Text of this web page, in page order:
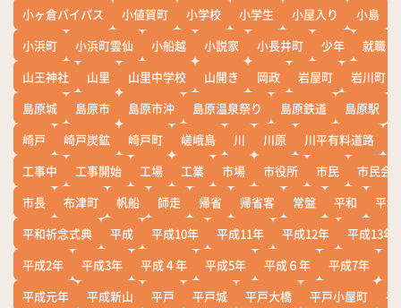
小ヶ倉バイパス 小値賀町 小学校 小学生 小屋入り 小島
小浜町
小浜町雲仙 小船越 小説家 小長井町 少年
就職
山王神社
山里 山里中学校 山開き 岡政 岩屋町
岩川町
島原城
島原市 島原市沖 島原温泉祭り 島原鉄道 島原駅
崎戸
崎戸炭鉱 崎戸町 嵯峨島 川 川原 川平有料道路
工事中
工事開始 工場 工業 市場 市役所 市民
市民会
市長
布津町 帆船 師走 帰省 帰省客 常盤 平和
平
平和祈念式典
平成 平成10年 平成11年 平成12年
平成13年
平成2年
平成3年 平成４年 平成5年 平成６年 平成7年
平成元年
平成新山 平戸 平戸城 平戸大橋 平戸小屋町
平